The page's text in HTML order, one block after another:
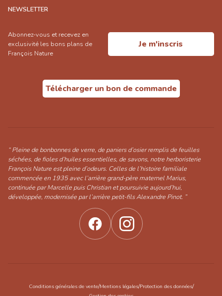
NEWSLETTER
Abonnez-vous et recevez en
exclusivité les bons plans de
François Nature
Je m'inscris
Télécharger un bon de commande
“ Pleine de bonbonnes de verre, de paniers d’osier remplis de feuilles
séchées, de fioles d’huiles essentielles, de savons, notre herboristerie
François Nature est pleine d’odeurs. Celles de l’histoire familiale
commencée en 1935 avec l’arrière grand-père maternel Marius,
continuée par Marcelle puis Christian et poursuivie aujourd’hui,
développée, modernisée par l’arrière petit-fils Alexandre Pinot. ”
Conditions générales de vente/Mentions légales/Protection des données/